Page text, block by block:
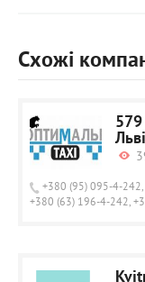
Схожі
579
+380 (95) 095-4-
+380 (63) 196-4-242,